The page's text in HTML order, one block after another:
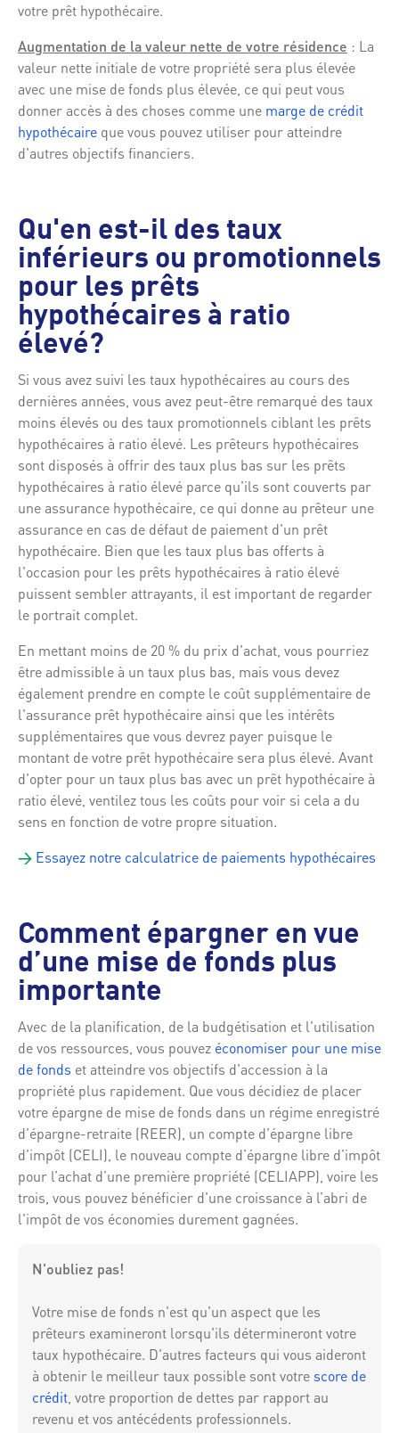
votre prêt hypothécaire.
Augmentation de la valeur nette de votre résidence : La
valeur nette initiale de votre propriété sera plus élevée
avec une mise de fonds plus élevée, ce qui peut vous
donner accès à des choses comme une marge de crédit
hypothécaire que vous pouvez utiliser pour atteindre
d'autres objectifs financiers.
Qu'en est-il des taux
inférieurs ou promotionnels
pour les prêts
hypothécaires à ratio
élevé?
Si vous avez suivi les taux hypothécaires au cours des
dernières années, vous avez peut-être remarqué des taux
moins élevés ou des taux promotionnels ciblant les prêts
hypothécaires à ratio élevé. Les prêteurs hypothécaires
sont disposés à offrir des taux plus bas sur les prêts
hypothécaires à ratio élevé parce qu'ils sont couverts par
une assurance hypothécaire, ce qui donne au prêteur une
assurance en cas de défaut de paiement d'un prêt
hypothécaire. Bien que les taux plus bas offerts à
l'occasion pour les prêts hypothécaires à ratio élevé
puissent sembler attrayants, il est important de regarder
le portrait complet.
En mettant moins de 20 % du prix d'achat, vous pourriez
être admissible à un taux plus bas, mais vous devez
également prendre en compte le coût supplémentaire de
l'assurance prêt hypothécaire ainsi que les intérêts
supplémentaires que vous devrez payer puisque le
montant de votre prêt hypothécaire sera plus élevé. Avant
d'opter pour un taux plus bas avec un prêt hypothécaire à
ratio élevé, ventilez tous les coûts pour voir si cela a du
sens en fonction de votre propre situation.
→ Essayez notre calculatrice de paiements hypothécaires
Comment épargner en vue
d’une mise de fonds plus
importante
Avec de la planification, de la budgétisation et l'utilisation
de vos ressources, vous pouvez économiser pour une mise
de fonds et atteindre vos objectifs d'accession à la
propriété plus rapidement. Que vous décidiez de placer
votre épargne de mise de fonds dans un régime enregistré
d'épargne-retraite (REER), un compte d'épargne libre
d'impôt (CELI), le nouveau compte d’épargne libre d’impôt
pour l’achat d’une première propriété (CELIAPP), voire les
trois, vous pouvez bénéficier d'une croissance à l’abri de
l'impôt de vos économies durement gagnées.
N'oubliez pas!
Votre mise de fonds n'est qu'un aspect que les
prêteurs examineront lorsqu'ils détermineront votre
taux hypothécaire. D'autres facteurs qui vous aideront
à obtenir le meilleur taux possible sont votre score de
crédit, votre proportion de dettes par rapport au
revenu et vos antécédents professionnels.